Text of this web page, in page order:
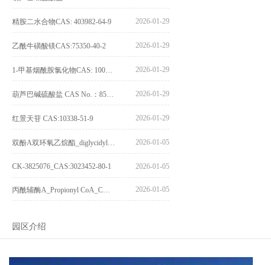
精胺二水合物CAS: 403982-64-9 2026-01-29
乙酰牛磺酸镁CAS:75350-40-2 2026-01-29
2026-01-29
2026-01-29
红景天苷 CAS:10338-51-9 2026-01-29
2026-01-05
CK-3825076_CAS:3023452-80-1 2026-01-05
2026-01-05
园区介绍